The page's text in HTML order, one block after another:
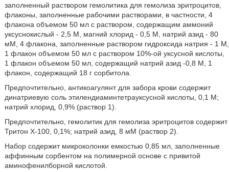
заполненный раствором гемолитика для гемолиза эритроцитов,
флаконы, заполненные рабочими растворами, в частности, 4
флакона объемом 50 мл с раствором, содержащим аммоний
уксуснокислый - 2,5 М, магний хлорид - 0,5 М, натрий азид - 80
мМ, 4 флакона, заполненные раствором гидроксида натрия - 1 М,
1 флакон объемом 50 мл с раствором 10%-ой уксусной кислоты,
1 флакон объемом 50 мл, содержащий натрий азид -0,8 М, 1
флакон, содержащий 18 г сорбитола.
Предпочтительно, антикоагулянт для забора крови содержит
динатриевую соль этилендиаминтетрауксусной кислоты, 0,1 М;
натрий хлорид, 0,9% (раствор 1).
Предпочтительно, гемолитик для гемолиза эритроцитов содержит
Тритон Х-100, 0,1%; натрий азид, 8 мМ (раствор 2).
Набор содержит микроколонки емкостью 0,85 мл, заполненные
аффинным сорбентом на полимерной основе с привитой
аминофенилборной кислотой.